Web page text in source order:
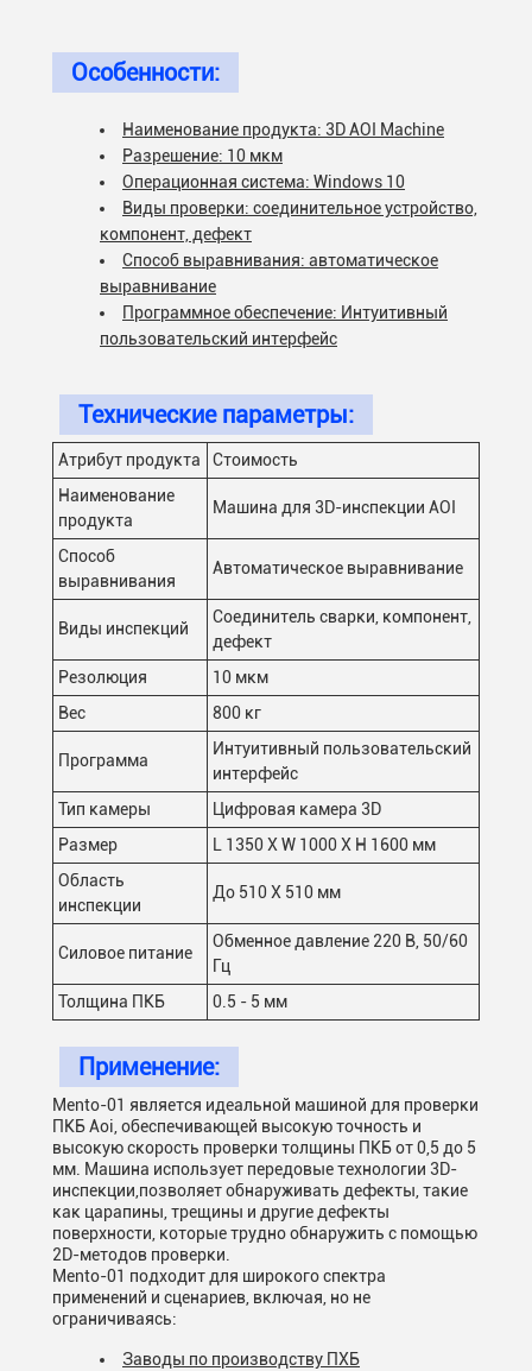
Особенности:
Наименование продукта: 3D AOI Machine
Разрешение: 10 мкм
Операционная система: Windows 10
Виды проверки: соединительное устройство,
компонент, дефект
Способ выравнивания: автоматическое
выравнивание
Программное обеспечение: Интуитивный
пользовательский интерфейс
Технические параметры:
Атрибут продукта
Стоимость
Наименование
продукта
Машина для 3D-инспекции AOI
Способ
выравнивания
Автоматическое выравнивание
Виды инспекций
Соединитель сварки, компонент,
дефект
Резолюция
10 мкм
Вес
800 кг
Программа
Интуитивный пользовательский
интерфейс
Тип камеры
Цифровая камера 3D
Размер
L 1350 X W 1000 X H 1600 мм
Область
инспекции
До 510 X 510 мм
Силовое питание
Обменное давление 220 В, 50/60
Гц
Толщина ПКБ
0.5 - 5 мм
Применение:
Mento-01 является идеальной машиной для проверки
ПКБ Aoi, обеспечивающей высокую точность и
высокую скорость проверки толщины ПКБ от 0,5 до 5
мм. Машина использует передовые технологии 3D-
инспекции,позволяет обнаруживать дефекты, такие
как царапины, трещины и другие дефекты
поверхности, которые трудно обнаружить с помощью
2D-методов проверки.
Mento-01 подходит для широкого спектра
применений и сценариев, включая, но не
ограничиваясь:
Заводы по производству ПХБ